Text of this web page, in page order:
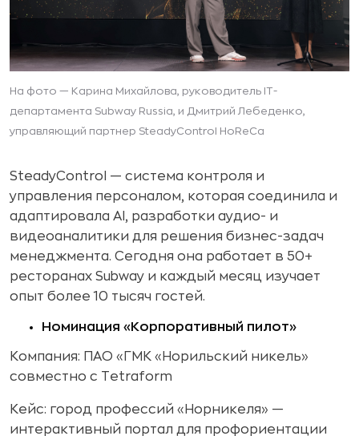
На фото — Карина Михайлова, руководитель IT-
департамента Subway Russia, и Дмитрий Лебеденко,
управляющий партнер SteadyControl HoReCa
SteadyControl — система контроля и
управления персоналом, которая соединила и
адаптировала AI, разработки аудио- и
видеоаналитики для решения бизнес-задач
менеджмента. Сегодня она работает в 50+
ресторанах Subway и каждый месяц изучает
опыт более 10 тысяч гостей.
Номинация «Корпоративный пилот»
Компания: ПАО «ГМК «Норильский никель»
совместно с Tetraform
Кейс: город профессий «Норникеля» —
интерактивный портал для профориентации